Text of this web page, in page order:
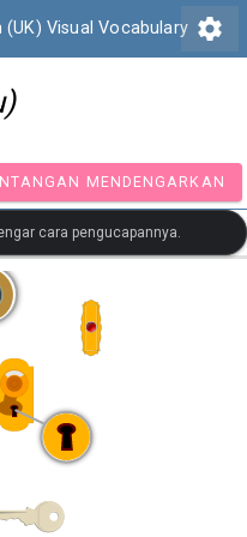
(UK) Visual Vocabulary settings
TANTANGAN
cara pengucapannya.